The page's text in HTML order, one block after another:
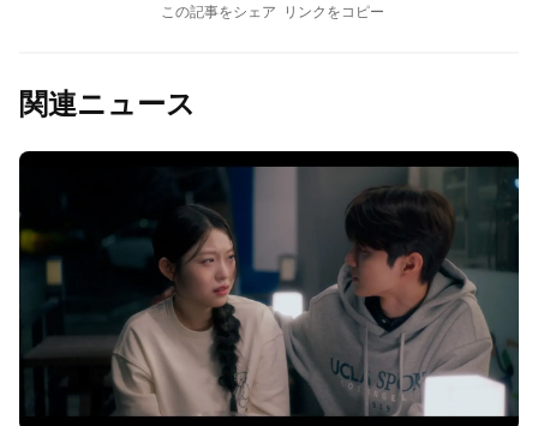
この記事をシェア リンクをコピー
関連ニュース